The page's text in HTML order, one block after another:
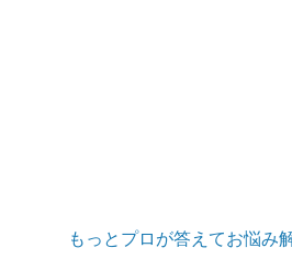
もっとプロが答えてお悩み